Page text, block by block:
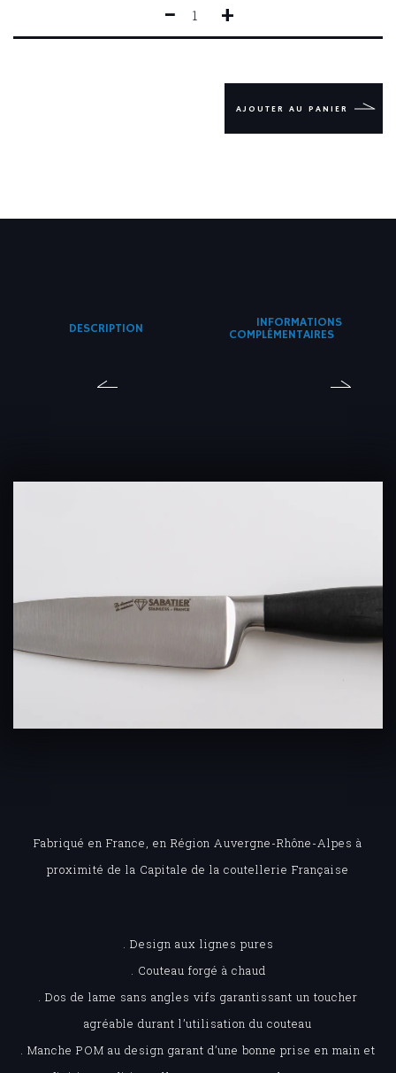
QUANTITÉ
DE
CONSTANCE
LARGE
− +
AJOUTER AU PANIER
DESCRIPTION INFORMATIONS
COMPLÉMENTAIRES
Fabriqué en France, en Région Auvergne-Rhône-Alpes à
proximité de la Capitale de la coutellerie Française
. Design aux lignes pures
. Couteau forgé à chaud
. Dos de lame sans angles vifs garantissant un toucher
agréable durant l’utilisation du couteau
. Manche POM au design garant d’une bonne prise en main et